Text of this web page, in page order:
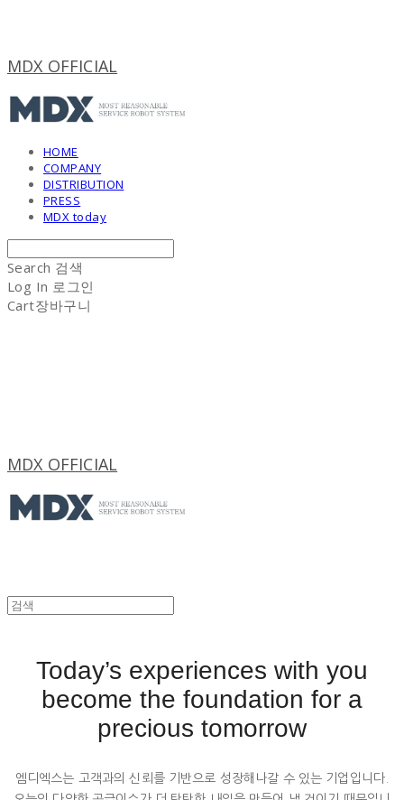
MDX OFFICIAL
HOME
COMPANY
DISTRIBUTION
PRESS
MDX today
Search 검색
Log In 로그인
Cart장바구니
MDX OFFICIAL
Today’s experiences with you
become the foundation for a
precious tomorrow
엠디엑스는 고객과의 신뢰를 기반으로 성장해나갈 수 있는 기업입니다.